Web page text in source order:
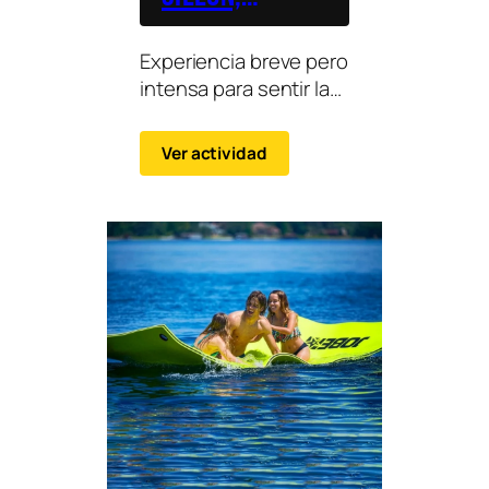
tornado y
scrambler
Experiencia breve pero
intensa para sentir la
movimiento sobre el
agua en un entorno
Ver actividad